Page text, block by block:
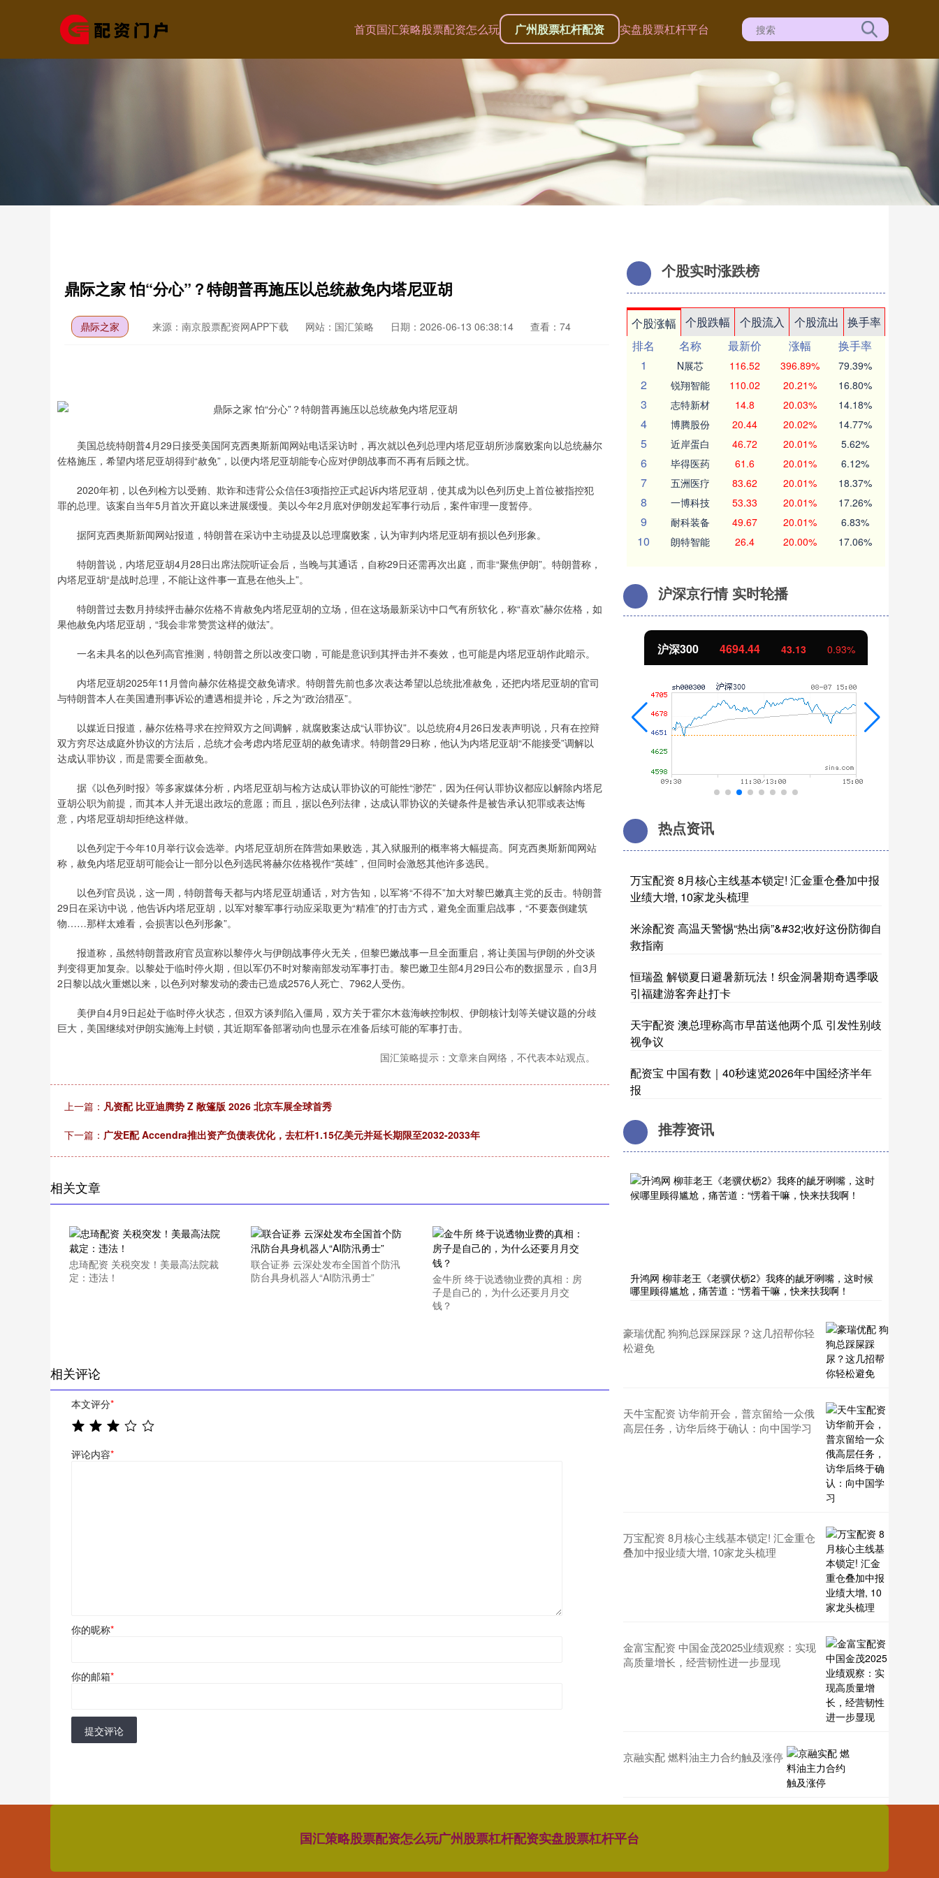
首页国汇策略股票配资怎么玩 广州股票杠杆配资 实盘股票杠杆平台
鼎际之家 怕“分心”？特朗普再施压以总统赦免内塔尼亚胡
鼎际之家 来源：南京股票配资网APP下载 网站：国汇策略 日期：2026-06-13 06:38:14 查看：74
美国总统特朗普4月29日接受美国阿克西奥斯新闻网站电话采访时，再次就以色列总理内塔尼亚胡所涉腐败案向以总统赫尔
佐格施压，希望内塔尼亚胡得到“赦免”，以便内塔尼亚胡能专心应对伊朗战事而不再有后顾之忧。
2020年初，以色列检方以受贿、欺诈和违背公众信任3项指控正式起诉内塔尼亚胡，使其成为以色列历史上首位被指控犯
罪的总理。该案自当年5月首次开庭以来进展缓慢。美以今年2月底对伊朗发起军事行动后，案件审理一度暂停。
据阿克西奥斯新闻网站报道，特朗普在采访中主动提及以总理腐败案，认为审判内塔尼亚胡有损以色列形象。
特朗普说，内塔尼亚胡4月28日出席法院听证会后，当晚与其通话，自称29日还需再次出庭，而非“聚焦伊朗”。特朗普称，
内塔尼亚胡“是战时总理，不能让这件事一直悬在他头上”。
特朗普过去数月持续抨击赫尔佐格不肯赦免内塔尼亚胡的立场，但在这场最新采访中口气有所软化，称“喜欢”赫尔佐格，如
果他赦免内塔尼亚胡，“我会非常赞赏这样的做法”。
一名未具名的以色列高官推测，特朗普之所以改变口吻，可能是意识到其抨击并不奏效，也可能是内塔尼亚胡作此暗示。
内塔尼亚胡2025年11月曾向赫尔佐格提交赦免请求。特朗普先前也多次表达希望以总统批准赦免，还把内塔尼亚胡的官司
与特朗普本人在美国遭刑事诉讼的遭遇相提并论，斥之为“政治猎巫”。
以媒近日报道，赫尔佐格寻求在控辩双方之间调解，就腐败案达成“认罪协议”。以总统府4月26日发表声明说，只有在控辩
双方穷尽达成庭外协议的方法后，总统才会考虑内塔尼亚胡的赦免请求。特朗普29日称，他认为内塔尼亚胡“不能接受”调解以
达成认罪协议，而是需要全面赦免。
据《以色列时报》等多家媒体分析，内塔尼亚胡与检方达成认罪协议的可能性“渺茫”，因为任何认罪协议都应以解除内塔尼
亚胡公职为前提，而其本人并无退出政坛的意愿；而且，据以色列法律，达成认罪协议的关键条件是被告承认犯罪或表达悔
意，内塔尼亚胡却拒绝这样做。
以色列定于今年10月举行议会选举。内塔尼亚胡所在阵营如果败选，其入狱服刑的概率将大幅提高。阿克西奥斯新闻网站
称，赦免内塔尼亚胡可能会让一部分以色列选民将赫尔佐格视作“英雄”，但同时会激怒其他许多选民。
以色列官员说，这一周，特朗普每天都与内塔尼亚胡通话，对方告知，以军将“不得不”加大对黎巴嫩真主党的反击。特朗普
29日在采访中说，他告诉内塔尼亚胡，以军对黎军事行动应采取更为“精准”的打击方式，避免全面重启战事，“不要轰倒建筑
物……那样太难看，会损害以色列形象”。
报道称，虽然特朗普政府官员宣称以黎停火与伊朗战事停火无关，但黎巴嫩战事一旦全面重启，将让美国与伊朗的外交谈
判变得更加复杂。以黎处于临时停火期，但以军仍不时对黎南部发动军事打击。黎巴嫩卫生部4月29日公布的数据显示，自3月
2日黎以战火重燃以来，以色列对黎发动的袭击已造成2576人死亡、7962人受伤。
美伊自4月9日起处于临时停火状态，但双方谈判陷入僵局，双方关于霍尔木兹海峡控制权、伊朗核计划等关键议题的分歧
巨大，美国继续对伊朗实施海上封锁，其近期军备部署动向也显示在准备后续可能的军事打击。
国汇策略提示：文章来自网络，不代表本站观点。
上一篇： 凡资配 比亚迪腾势 Z 敞篷版 2026 北京车展全球首秀
下一篇： 广发E配 Accendra推出资产负债表优化，去杠杆1.15亿美元并延长期限至2032-2033年
相关文章
忠琦配资 关税突发！美最高法院裁
定：违法！
联合证券 云深处发布全国首个防汛
防台具身机器人“AI防汛勇士”
金牛所 终于说透物业费的真相：房
子是自己的，为什么还要月月交
钱？
相关评论
本文评分*
评论内容*
你的昵称*
你的邮箱*
提交评论
个股实时涨跌榜
个股涨幅 个股跌幅 个股流入 个股流出
换手率
排名
名称 最新价 涨幅
换手率
1
N展芯 116.52 396.89% 79.39%
2 锐翔智能 110.02 20.21% 16.80%
3 志特新材 14.8 20.03% 14.18%
4 博腾股份 20.44 20.02% 14.77%
5 近岸蛋白 46.72 20.01% 5.62%
6 毕得医药 61.6 20.01% 6.12%
7 五洲医疗 83.62 20.01% 18.37%
8 一博科技 53.33 20.01% 17.26%
9 耐科装备 49.67 20.01% 6.83%
10 朗特智能 26.4 20.00% 17.06%
沪深京行情 实时轮播
1.02% 深证成指 14311.01 200.89 1.42% 沪深300 4694.44 43.13 0.93% 北证50 1134.24 11.37
热点资讯
万宝配资 8月核心主线基本锁定! 汇金重仓叠加中报
业绩大增, 10家龙头梳理
米涂配资 高温天警惕“热出病”&#32;收好这份防御自
救指南
恒瑞盈 解锁夏日避暑新玩法！织金洞暑期奇遇季吸
引福建游客奔赴打卡
天宇配资 澳总理称高市早苗送他两个瓜 引发性别歧
视争议
配资宝 中国有数｜40秒速览2026年中国经济半年
报
推荐资讯
升鸿网 柳菲老王《老骥伏枥2》我疼的龇牙咧嘴，这时候
哪里顾得尴尬，痛苦道：“愣着干嘛，快来扶我啊！
豪瑞优配 狗狗总踩屎踩尿？这几招帮你轻
松避免
天牛宝配资 访华前开会，普京留给一众俄
高层任务，访华后终于确认：向中国学习
万宝配资 8月核心主线基本锁定! 汇金重仓
叠加中报业绩大增, 10家龙头梳理
金富宝配资 中国金茂2025业绩观察：实现
高质量增长，经营韧性进一步显现
京融实配 燃料油主力合约触及涨停
国汇策略股票配资怎么玩广州股票杠杆配资实盘股票杠杆平台